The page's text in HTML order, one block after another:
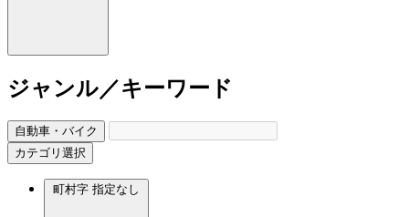
ジャンル／キーワード
自動車・バイク
カテゴリ選択
町村字 指定なし